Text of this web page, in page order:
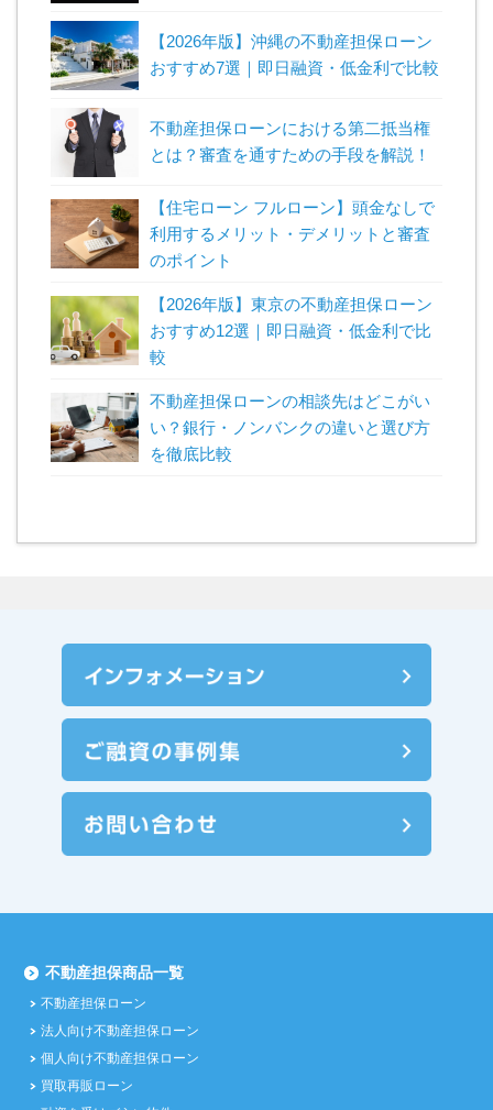
【2026年版】沖縄の不動産担保ローン
おすすめ7選｜即日融資・低金利で比較
不動産担保ローンにおける第二抵当権
とは？審査を通すための手段を解説！
【住宅ローン フルローン】頭金なしで
利用するメリット・デメリットと審査
のポイント
【2026年版】東京の不動産担保ローン
おすすめ12選｜即日融資・低金利で比
較
不動産担保ローンの相談先はどこがい
い？銀行・ノンバンクの違いと選び方
を徹底比較
不動産担保商品一覧
不動産担保ローン
法人向け不動産担保ローン
個人向け不動産担保ローン
買取再販ローン